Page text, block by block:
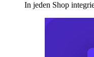
In jeden Shop